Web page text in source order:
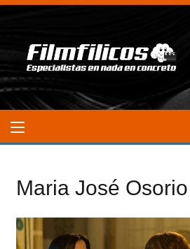
Maria José Osorio